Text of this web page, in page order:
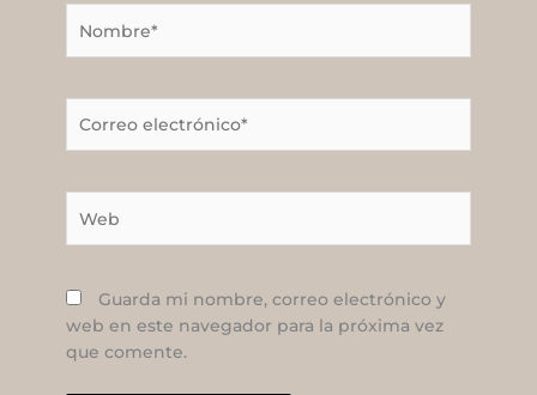
electrónico*
Guarda mi nombre, correo electrónico y
web en este navegador para la próxima vez
que comente.